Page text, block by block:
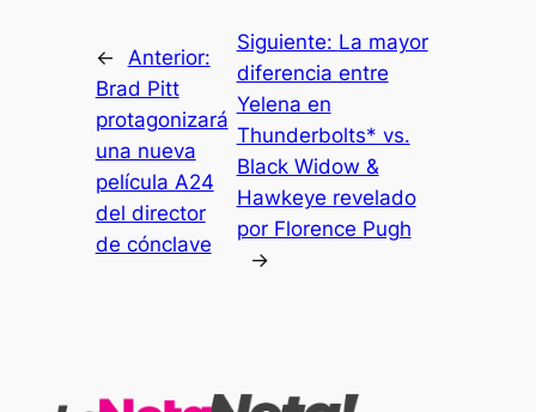
← Anterior:
Brad Pitt
protagonizará
una nueva
película A24
del director
de cónclave
Siguiente: La mayor
diferencia entre
Yelena en
Thunderbolts* vs.
Black Widow &
Hawkeye revelado
por Florence Pugh
→